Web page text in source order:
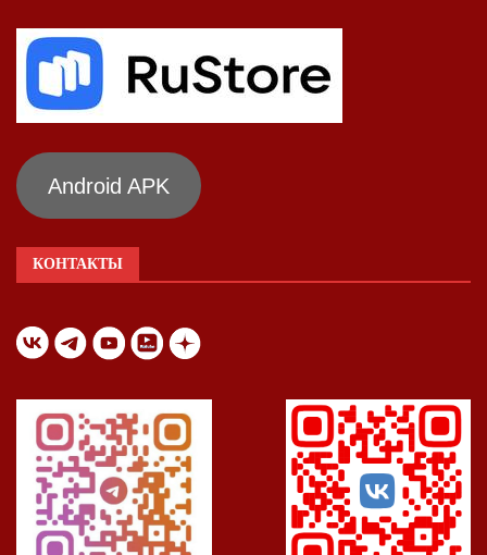
Android APK
КОНТАКТЫ